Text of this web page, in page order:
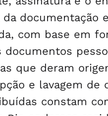
documentação
com base em
documentos
que deram
e lavagem de
constam